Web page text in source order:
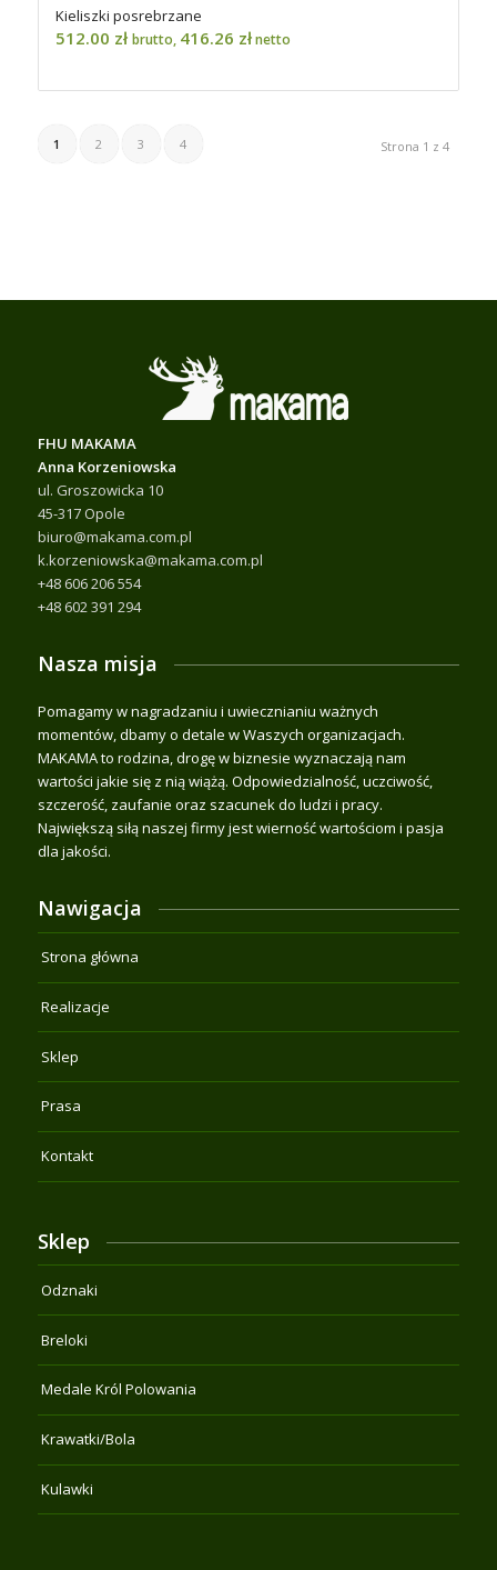
Kieliszki posrebrzane
512.00 zł brutto, 416.26 złnetto
Strona 1 z 4
1 2 3 4
FHU MAKAMA
Anna Korzeniowska
ul. Groszowicka 10
45-317 Opole
biuro@makama.com.pl
k.korzeniowska@makama.com.pl
+48 606 206 554
+48 602 391 294
Nasza misja
Pomagamy w nagradzaniu i uwiecznianiu ważnych
momentów, dbamy o detale w Waszych organizacjach.
MAKAMA to rodzina, drogę w biznesie wyznaczają nam
wartości jakie się z nią wiążą. Odpowiedzialność, uczciwość,
szczerość, zaufanie oraz szacunek do ludzi i pracy.
Największą siłą naszej firmy jest wierność wartościom i pasja
dla jakości.
Nawigacja
Strona główna
Realizacje
Sklep
Prasa
Kontakt
Sklep
Odznaki
Breloki
Medale Król Polowania
Krawatki/Bola
Kulawki